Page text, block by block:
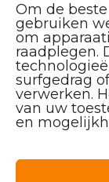
Om de
gebruiken
om
raadplegen.
surfgedrag
verwerken.
van uw
en
Vragen aan de
over Golfstart,
Vragen aanSales
085 – 44 44 455